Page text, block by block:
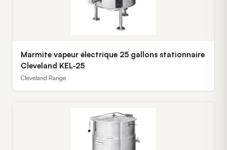
Marmite vapeur électrique 25 gallons stationnaire
Cleveland KEL-25
Cleveland Range